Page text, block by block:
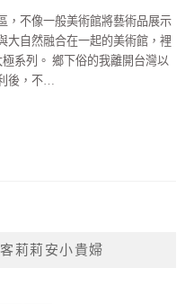
，不像一般美術館將藝術品展示
大自然融合在一起的美術館，裡
系列。 鄉下俗的我離開台灣以
後，不…
莉莉安小貴婦